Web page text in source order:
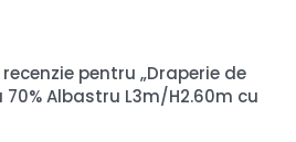
pentru „Draperie de
Albastru L3m/H2.60m cu